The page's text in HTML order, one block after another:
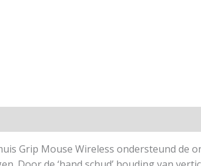
Grip Mouse Wireless ondersteund de